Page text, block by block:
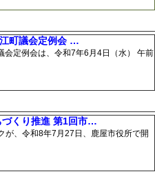
町議会定例会 …
定例会は、令和7年6月4日（水） 午前
づくり推進 第1回市…
が、令和8年7月27日、鹿屋市役所で開